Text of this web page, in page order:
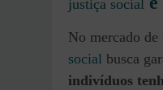
justiça social
No mercado de
social busca
indivíduos